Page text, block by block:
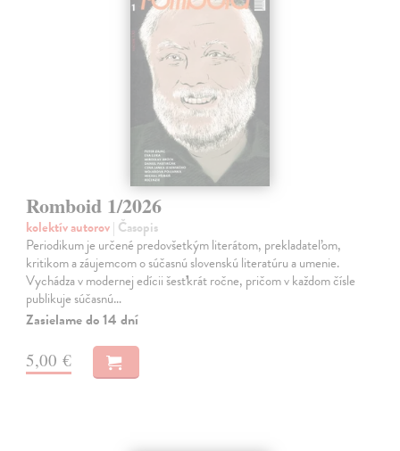
Romboid 1/2026
kolektív autorov| Časopis
Periodikum je určené predovšetkým literátom, prekladateľom,
kritikom a záujemcom o súčasnú slovenskú literatúru a umenie.
Vychádza v modernej edícii šesťkrát ročne, pričom v každom čísle
publikuje súčasnú…
Zasielame do 14 dní
5,00 €